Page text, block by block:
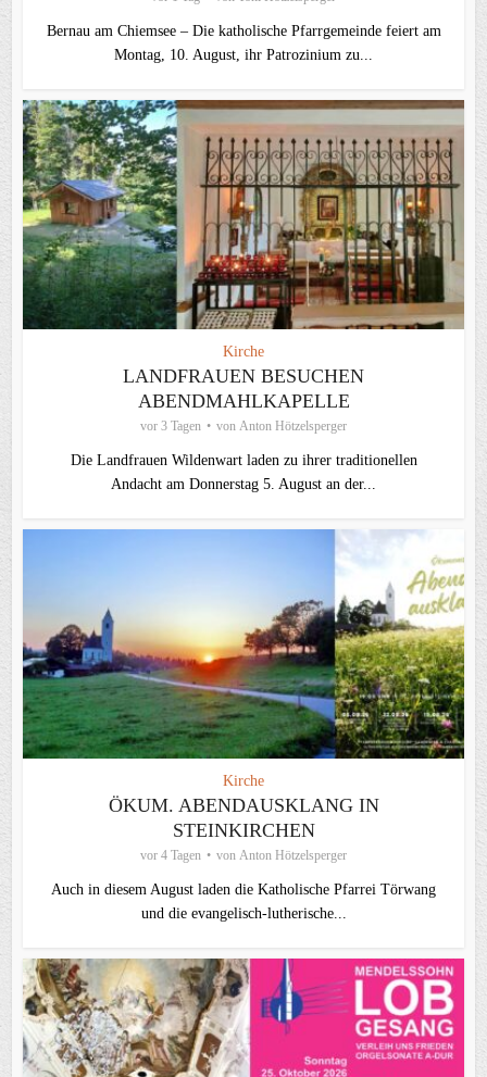
Bernau am Chiemsee – Die katholische Pfarrgemeinde feiert am
Montag, 10. August, ihr Patrozinium zu...
Kirche
LANDFRAUEN BESUCHEN
ABENDMAHLKAPELLE
vor 3 Tagen von Anton Hötzelsperger
Die Landfrauen Wildenwart laden zu ihrer traditionellen
Andacht am Donnerstag 5. August an der...
Kirche
ÖKUM. ABENDAUSKLANG IN
STEINKIRCHEN
vor 4 Tagen von Anton Hötzelsperger
Auch in diesem August laden die Katholische Pfarrei Törwang
und die evangelisch‑lutherische...